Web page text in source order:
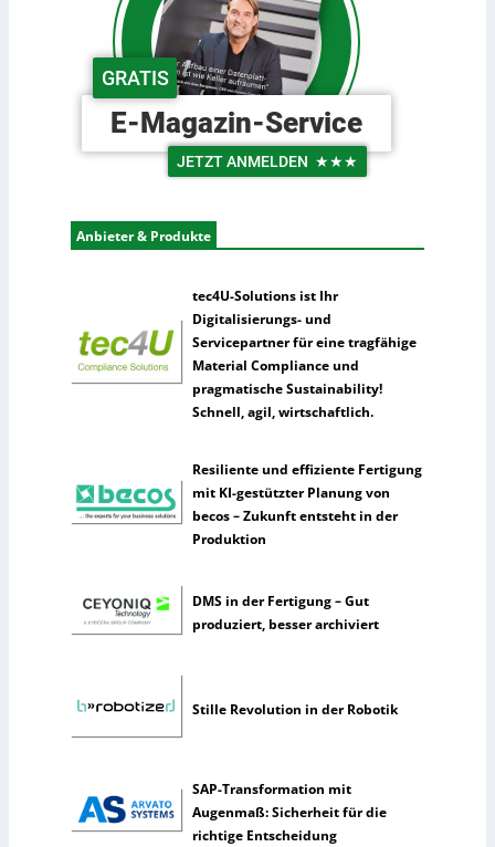
i
n
d
e
r
L
o
s
t
t
s
c
h
e
U
n
r
n
e
n
n
n
s
t
e
k
ü
t
l
GRATIS
E-Magazin-Service
JETZT ANMELDEN ★★★
Anbieter & Produkte
tec4U-Solutions ist Ihr
Digitalisierungs- und
Servicepartner für eine tragfähige
Material Compliance und
pragmatische Sustainability!
Schnell, agil, wirtschaftlich.
Resiliente und effiziente Fertigung
mit KI-gestützter Planung von
becos – Zukunft entsteht in der
Produktion
DMS in der Fertigung – Gut
produziert, besser archiviert
Stille Revolution in der Robotik
SAP-Transformation mit
Augenmaß: Sicherheit für die
richtige Entscheidung